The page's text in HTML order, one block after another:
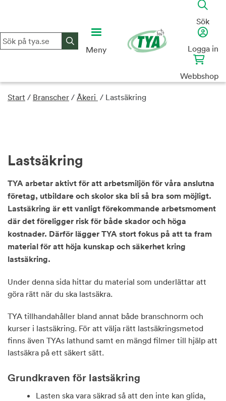
content
Meny
Sök
Logga in
Webbshop
Start / Branscher / Åkeri / Lastsäkring
Lastsäkring
TYA arbetar aktivt för att arbetsmiljön för våra anslutna
företag, utbildare och skolor ska bli så bra som möjligt.
Lastsäkring är ett vanligt förekommande arbetsmoment
där det föreligger risk för både skador och höga
kostnader. Därför lägger TYA stort fokus på att ta fram
material för att höja kunskap och säkerhet kring
lastsäkring.
Under denna sida hittar du material som underlättar att
göra rätt när du ska lastsäkra.
TYA tillhandahåller bland annat både branschnorm och
kurser i lastsäkring. För att välja rätt lastsäkringsmetod
finns även TYAs lathund samt en mängd filmer till hjälp att
lastsäkra på ett säkert sätt.
Grundkraven för lastsäkring
Lasten ska vara säkrad så att den inte kan glida,